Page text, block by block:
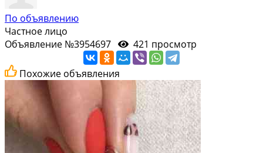
По объявлению
Частное лицо
Объявление №3954697
421 просмотр
Похожие объявления